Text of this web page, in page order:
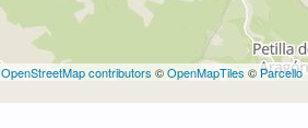
OpenStreetMap contributors ©OpenMapTiles ©Parcello